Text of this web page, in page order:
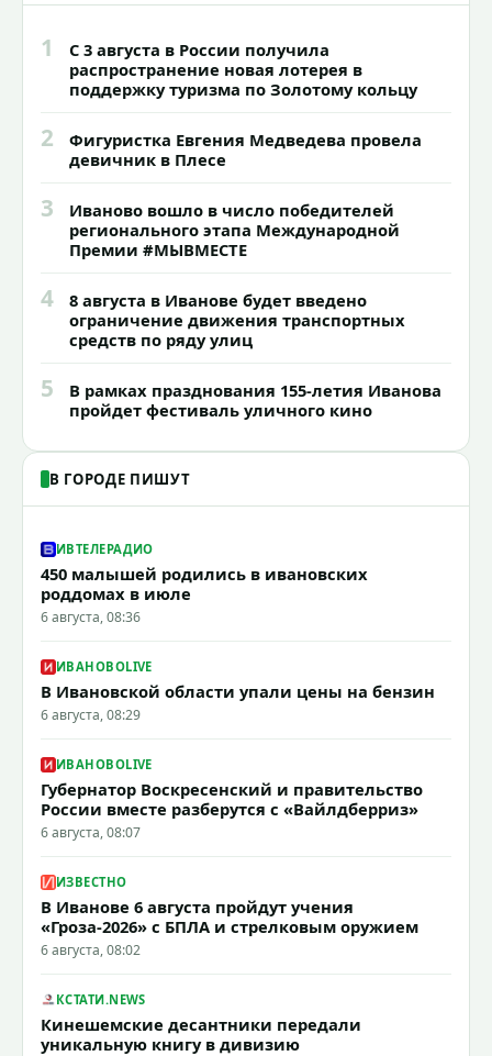
1
С 3 августа в России получила
распространение новая лотерея в
поддержку туризма по Золотому кольцу
2
Фигуристка Евгения Медведева провела
девичник в Плесе
3
Иваново вошло в число победителей
регионального этапа Международной
Премии #МЫВМЕСТЕ
4
8 августа в Иванове будет введено
ограничение движения транспортных
средств по ряду улиц
5
В рамках празднования 155-летия Иванова
пройдет фестиваль уличного кино
В ГОРОДЕ ПИШУТ
ИВТЕЛЕРАДИО
450 малышей родились в ивановских
роддомах в июле
6 августа, 08:36
ИВАНОВОLIVE
В Ивановской области упали цены на бензин
6 августа, 08:29
ИВАНОВОLIVE
Губернатор Воскресенский и правительство
России вместе разберутся с «Вайлдберриз»
6 августа, 08:07
ИЗВЕСТНО
В Иванове 6 августа пройдут учения
«Гроза-2026» с БПЛА и стрелковым оружием
6 августа, 08:02
КСТАТИ.NEWS
Кинешемские десантники передали
уникальную книгу в дивизию